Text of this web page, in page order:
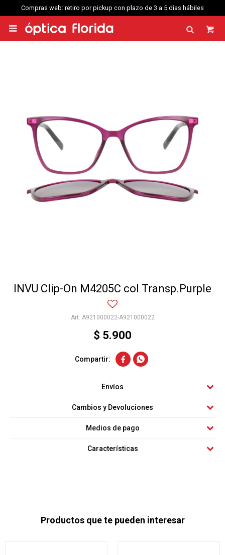
Compras web: retiro por pickup con plazo de 3 a 5 días hábiles

INVU Clip-On M4205C col Transp.Purple
A921000022-A921000022
$ 5.900
 
Envíos
Cambios y Devoluciones
Medios de pago
Características
Productos que te pueden interesar